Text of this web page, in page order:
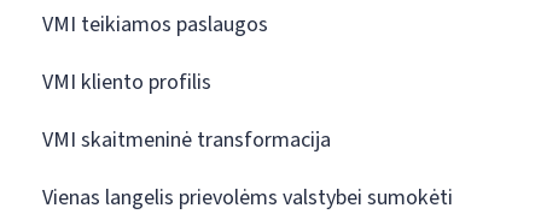
VMI teikiamos paslaugos
VMI kliento profilis
VMI skaitmeninė transformacija
Vienas langelis prievolėms valstybei sumokėti